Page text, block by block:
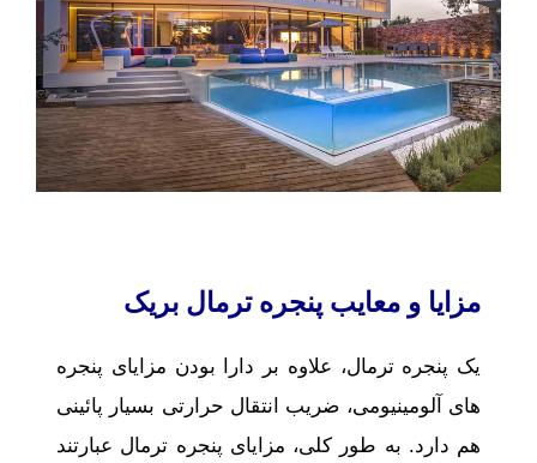
مزایا و معایب پنجره ترمال بریک
یک پنجره ترمال، علاوه بر دارا بودن مزایای پنجره‌
های آلومینیومی، ضریب انتقال حرارتی بسیار پائینی
هم دارد. به ‌طور کلی، مزایای پنجره ترمال عبارتند